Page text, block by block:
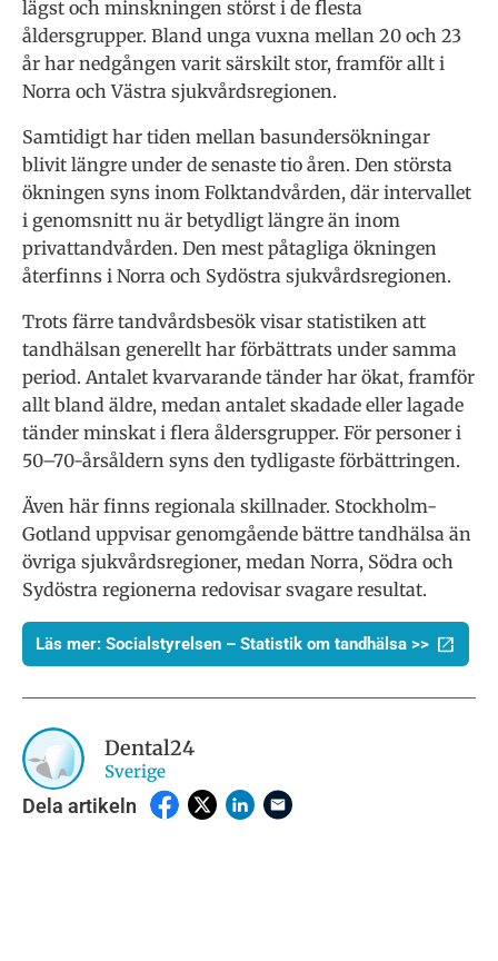
lägst och minskningen störst i de flesta
åldersgrupper. Bland unga vuxna mellan 20 och 23
år har nedgången varit särskilt stor, framför allt i
Norra och Västra sjukvårdsregionen.
Samtidigt har tiden mellan basundersökningar
blivit längre under de senaste tio åren. Den största
ökningen syns inom Folktandvården, där intervallet
i genomsnitt nu är betydligt längre än inom
privattandvården. Den mest påtagliga ökningen
återfinns i Norra och Sydöstra sjukvårdsregionen.
Trots färre tandvårdsbesök visar statistiken att
tandhälsan generellt har förbättrats under samma
period. Antalet kvarvarande tänder har ökat, framför
allt bland äldre, medan antalet skadade eller lagade
tänder minskat i flera åldersgrupper. För personer i
50–70-årsåldern syns den tydligaste förbättringen.
Även här finns regionala skillnader. Stockholm-
Gotland uppvisar genomgående bättre tandhälsa än
övriga sjukvårdsregioner, medan Norra, Södra och
Sydöstra regionerna redovisar svagare resultat.
Läs mer: Socialstyrelsen – Statistik om tandhälsa >>
Dental24
Sverige
Dela artikeln